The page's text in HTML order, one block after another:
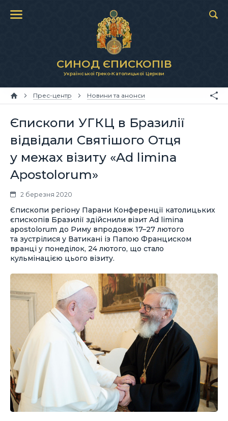
СИНОД ЄПИСКОПІВ
Української Греко-Католицької Церкви
Прес-центр Новини та анонси
Єпископи УГКЦ в Бразилії
відвідали Святішого Отця
у межах візиту «Ad limina
Apostolorum»
2 березня 2020
Єпископи регіону Парани Конференції католицьких
єпископів Бразилії здійснили візит Ad limina
apostolorum до Риму впродовж 17–27 лютого
та зустрілися у Ватикані із Папою Франциском
вранці у понеділок, 24 лютого, що стало
кульмінацією цього візиту.